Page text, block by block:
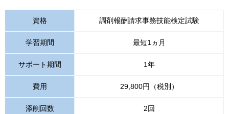
資格 調剤報酬請求事務技能検定試験
学習期間 最短1ヵ月
サポート期間 1年
費用 29,800円（税別）
添削回数 2回